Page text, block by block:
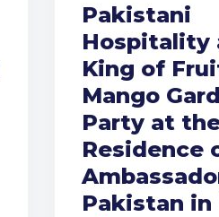
Pakistani
Hospitality
King of
Mango
Party at
Residence
Pakistan in